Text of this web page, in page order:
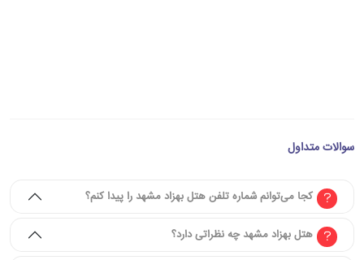
سوالات متداول
کجا می‌توانم شماره تلفن هتل بهزاد مشهد را پیدا کنم؟
هتل بهزاد مشهد چه نظراتی دارد؟